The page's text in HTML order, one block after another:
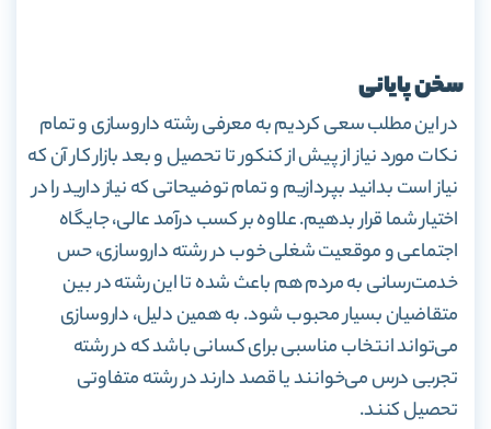
سخن پایانی
در این مطلب سعی کردیم به معرفی رشته داروسازی و تمام
نکات مورد نیاز از پیش از کنکور تا تحصیل و بعد بازار کار آن که
نیاز است بدانید بپردازیم و تمام توضیحاتی که نیاز دارید را در
اختیار شما قرار بدهیم. علاوه‌ بر کسب درآمد عالی، جایگاه
اجتماعی و موقعیت شغلی خوب در رشته داروسازی، حس
خدمت‌رسانی به مردم هم باعث شده تا این رشته در بین
متقاضیان بسیار محبوب شود. به همین دلیل، داروسازی
می‌تواند انتخاب مناسبی برای کسانی باشد که در رشته
تجربی درس می‌خوانند یا قصد دارند در رشته متفاوتی
تحصیل کنند.